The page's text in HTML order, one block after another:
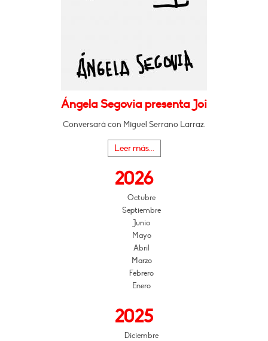
Ángela Segovia presenta Joi
Conversará con Miguel Serrano Larraz.
Leer más...
2026
Octubre
Septiembre
Junio
Mayo
Abril
Marzo
Febrero
Enero
2025
Diciembre